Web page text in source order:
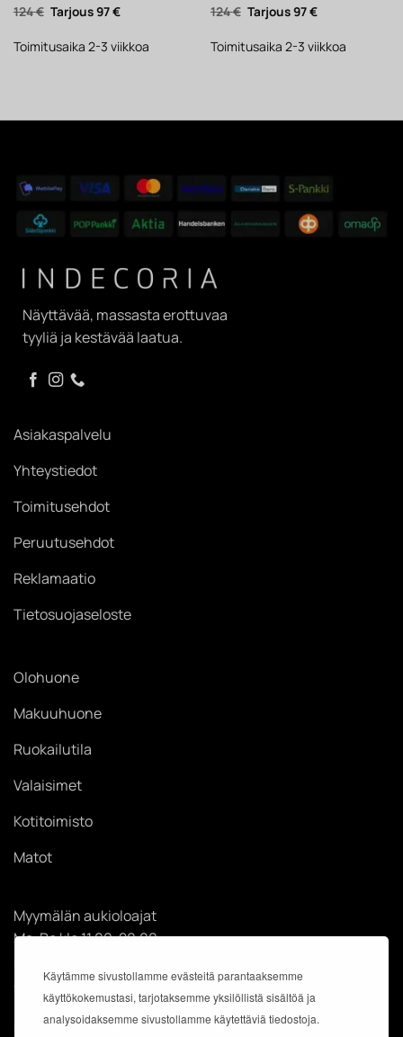
Käytämme sivustollamme evästeitä parantaaksemme
käyttökokemustasi, tarjotaksemme yksilöllistä sisältöä ja
analysoidaksemme sivustollamme käytettäviä tiedostoja.
124€ Alkuperäinen
hinta
124 €.
97€Nykyinen
97 €.
Toimitusaika 2-3 viikkoa
124€ Alkuperäinen
hinta
124 €.
97€Nykyinen
97 €.
Toimitusaika 2-3 viikkoa
Näyttävää, massasta erottuvaa
tyyliä ja kestävää laatua.
Asiakaspalvelu
Yhteystiedot
Toimitusehdot
Peruutusehdot
Reklamaatio
Tietosuojaseloste
Olohuone
Makuuhuone
Ruokailutila
Valaisimet
Kotitoimisto
Matot
Myymälän aukioloajat
Ma-Pe klo 11.00-20.00
Su klo 12.00-18.00
Käyntiosoite: Kauppakeskus Easton